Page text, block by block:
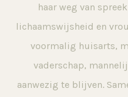
haar weg van
lichaamswijsheid en
voormalig huisarts,
vaderschap,
aanwezig te blijven.